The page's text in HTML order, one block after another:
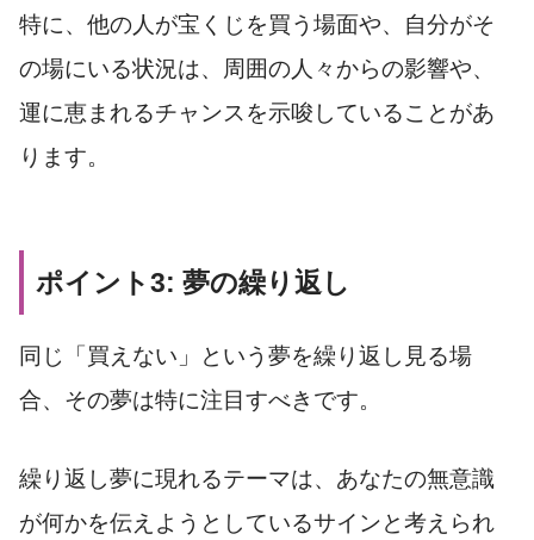
特に、他の人が宝くじを買う場面や、自分がそ
の場にいる状況は、周囲の人々からの影響や、
運に恵まれるチャンスを示唆していることがあ
ります。
ポイント3: 夢の繰り返し
同じ「買えない」という夢を繰り返し見る場
合、その夢は特に注目すべきです。
繰り返し夢に現れるテーマは、あなたの無意識
が何かを伝えようとしているサインと考えられ